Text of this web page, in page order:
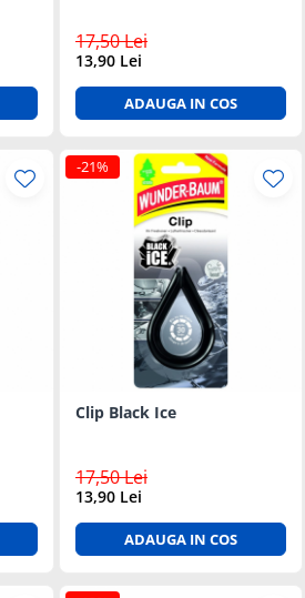
17,50 Lei
13,90 Lei
ADAUGA IN COS
-21%
Clip Black Ice
17,50 Lei
13,90 Lei
ADAUGA IN COS